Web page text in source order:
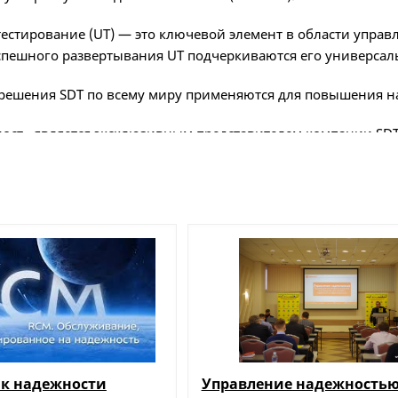
(UT) — это ключевой элемент в области
развертывания UT подчеркиваются его
SDT по всему миру применяются для повышения
является эксклюзивным представителем компании
с специалистам для более подробной информации
компании SDT являются пасивными источниками
и дефектов. Основые три явления генерирующие
в момент утечки сжатого воздуха/газов или
испытания для обнаружения утечек с целью
надежности
Управление